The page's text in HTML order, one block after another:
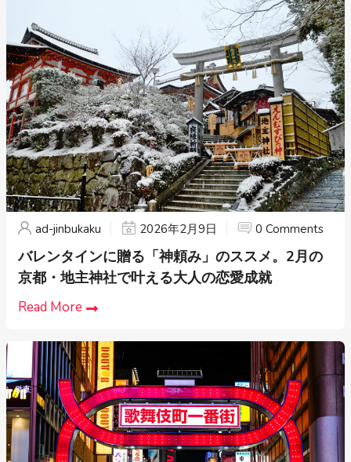
ad-jinbukaku 2026年2月9日 0 Comments
バレンタインに贈る「神頼み」のススメ。2月の
京都・地主神社で叶える大人の恋愛成就
Read More